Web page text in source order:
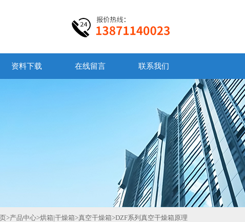
资料下载 在线留言 联系我们
>产品中心>烘箱|干燥箱>真空干燥箱>DZF系列真空干燥箱原理